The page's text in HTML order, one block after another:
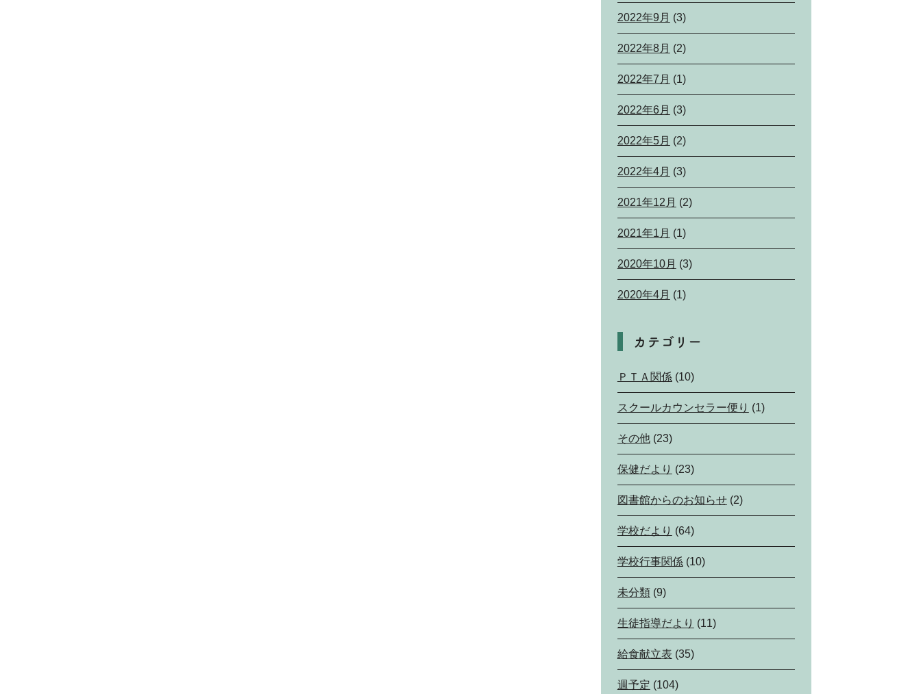
2022年9月 (3)
2022年8月 (2)
2022年7月 (1)
2022年6月 (3)
2022年5月 (2)
2022年4月 (3)
2021年12月 (2)
2021年1月 (1)
2020年10月 (3)
2020年4月 (1)
カテゴリー
ＰＴＡ関係(10)
スクールカウンセラー便り (1)
その他(23)
保健だより (23)
図書館からのお知らせ(2)
学校だより (64)
学校行事関係(10)
未分類(9)
生徒指導だより (11)
給食献立表 (35)
週予定 (104)